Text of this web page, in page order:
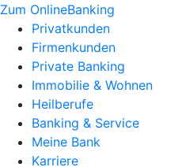
Zum OnlineBanking
Privatkunden
Firmenkunden
Private Banking
Immobilie & Wohnen
Heilberufe
Banking & Service
Meine Bank
Karriere